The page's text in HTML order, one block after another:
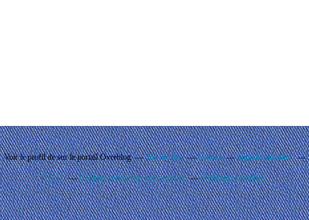
Voir le profil desur le portail Overblog Top articles Contact Signaler un abus
C.G.U. Cookies et données personnelles Préférences cookies